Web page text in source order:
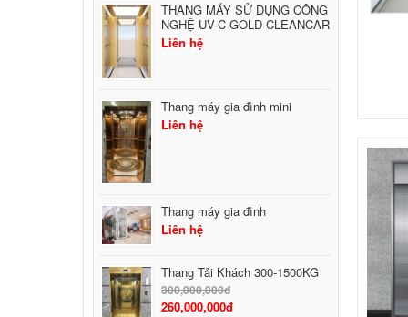
THANG MÁY SỬ DỤNG CÔNG
NGHỆ UV-C GOLD CLEANCAR
Liên hệ
Thang máy gia đình mini
Liên hệ
Thang máy gia đình
Liên hệ
Thang Tải Khách 300-1500KG
300,000,000đ
260,000,000đ